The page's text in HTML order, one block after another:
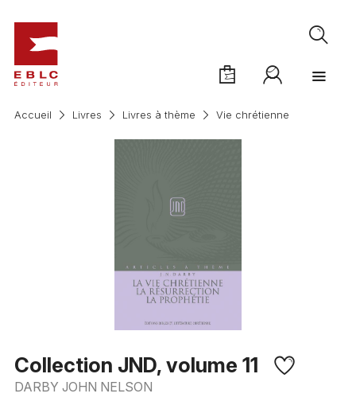
Accueil Livres Livres à thème Vie chrétienne
Collection JND, volume 11
DARBY JOHN NELSON